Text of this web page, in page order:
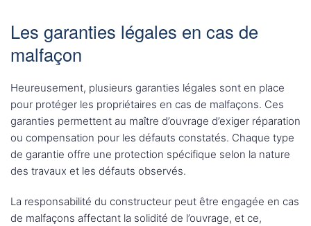
Les garanties légales en cas de
malfaçon
Heureusement, plusieurs garanties légales sont en place
pour protéger les propriétaires en cas de malfaçons. Ces
garanties permettent au maître d’ouvrage d’exiger réparation
ou compensation pour les défauts constatés. Chaque type
de garantie offre une protection spécifique selon la nature
des travaux et les défauts observés.
La responsabilité du constructeur peut être engagée en cas
de malfaçons affectant la solidité de l’ouvrage, et ce,